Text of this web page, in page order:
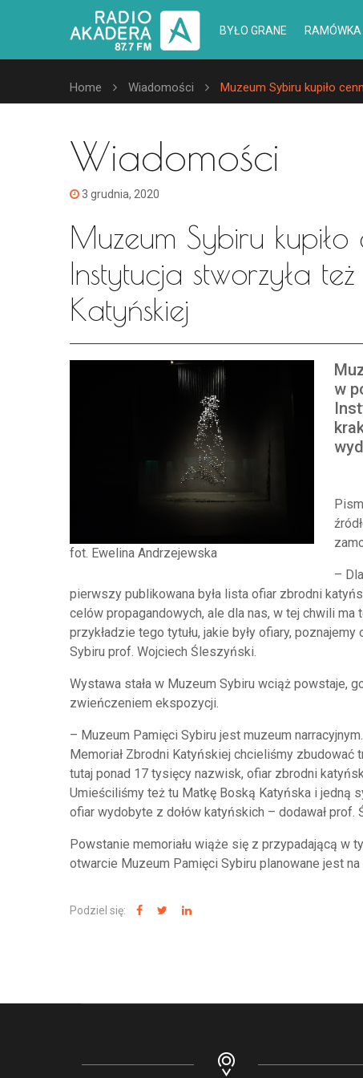
BYŁO GRANE RAMÓWKA
Home Wiadomości Muzeum Sybiru kupiło
Wiadomości
3 grudnia, 2020
Muzeum Sybiru
Instytucja stworzyła
Katyńskiej
fot. Ewelina Andrzejewska
w
–
pierwszy publikowana była lista ofiar zbrodni
celów propagandowych, ale dla nas, w tej chwili
przykładzie tego tytułu, jakie były ofiary,
Sybiru prof. Wojciech Śleszyński.
Wystawa stała w Muzeum Sybiru wciąż powstaje,
zwieńczeniem ekspozycji.
– Muzeum Pamięci Sybiru jest muzeum
Memoriał Zbrodni Katyńskiej chcieliśmy zbudować
tutaj ponad 17 tysięcy nazwisk, ofiar zbrodni
Umieściliśmy też tu Matkę Boską Katyńska i jedną
ofiar wydobyte z dołów katyńskich – dodawał prof.
Powstanie memoriału wiąże się z przypadającą w
otwarcie Muzeum Pamięci Sybiru planowane jest
Podziel się: